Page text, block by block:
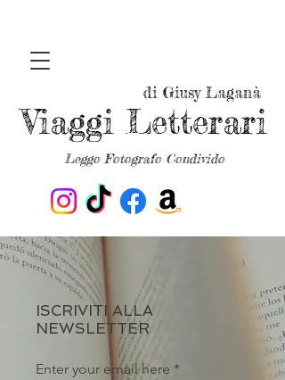
Leggo Fotografo Condivido
Viaggi Letterari
di Giusy Laganà
ISCRIVITI ALLA
NEWSLETTER
Enter your email here